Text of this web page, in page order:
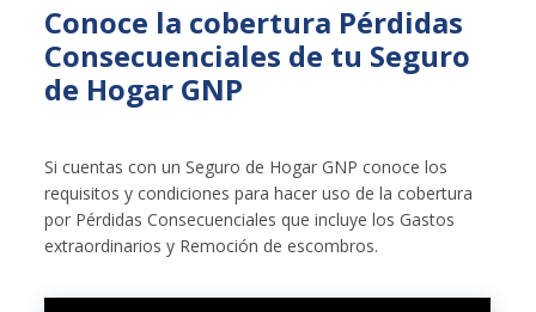
Conoce la cobertura Pérdidas
Consecuenciales de tu Seguro
de Hogar GNP
Si cuentas con un Seguro de Hogar GNP conoce los
requisitos y condiciones para hacer uso de la cobertura
por Pérdidas Consecuenciales que incluye los Gastos
extraordinarios y Remoción de escombros.